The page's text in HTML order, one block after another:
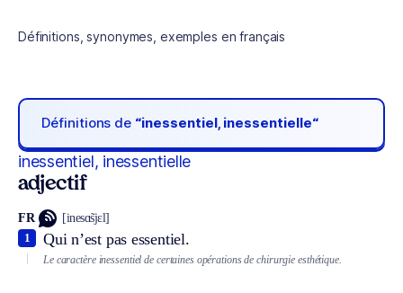
Définitions, synonymes, exemples en français
Définitions de “inessentiel, inessentielle“
inessentiel, inessentielle
adjectif
FR [inesɑ̃sjɛl]
Qui n’est pas essentiel.
1
Le caractère inessentiel de certaines opérations de chirurgie esthétique.